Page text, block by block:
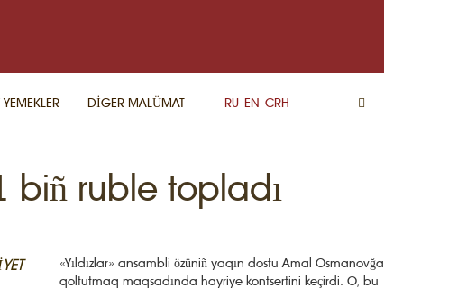
DİGER MALÜMAT RU EN CRH
biñ ruble topladı
«Yıldızlar» ansambli özüniñ yaqın dostu Amal Osmanovğa
qoltutmaq maqsadında hayriye kontsertini keçirdi. O, bu